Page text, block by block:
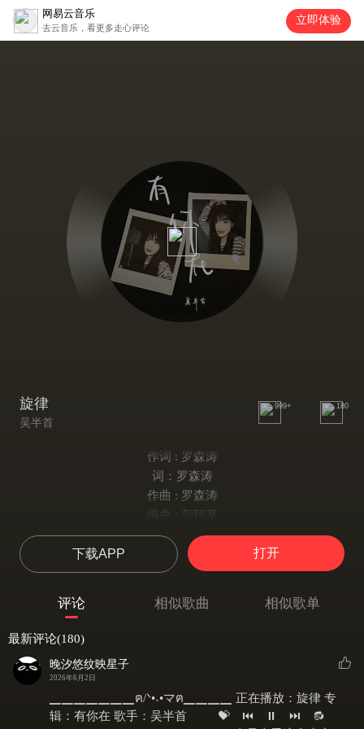
网易云音乐
去云音乐，看更多走心评论
立即体验
旋律
吴半首
999+ 180
作词 : 罗森涛
词：罗森涛
作曲 : 罗森涛
编曲 : 贺翔基
制作人 : 莫非
曲：罗森涛
编曲：贺翔基
录音棚：莫非录音棚（成都）
制作团队：慕乐事务所
OP：莫非音乐
oh 我说 babe 快带上你的耳机
下载APP 打开
评论 相似歌曲 相似歌单
最新评论(180)
晚汐悠纹映星子
2026年6月2日
▁▁▁▁▁▁▁ฅ/ᐠ•˕•マฅ▁▁▁▁ 正在播放：旋律 专
辑：有你在 歌手：吴半首 ⠀ 💝 ⏮ ⏸ ⏭ 🔂